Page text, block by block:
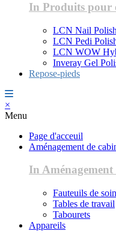
In Produits pour
LCN Nail Polish
LCN Pedi
LCN WOW
Inveray Gel
Repose-pieds
×
Menu
Page d'acceuil
Aménagement de
In Aménagement
Fauteuils de
Tables de travail
Tabourets
Appareils